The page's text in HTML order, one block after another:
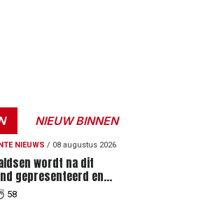
NIEUW BINNEN
NIEUWS / 08 augustus 2026
wordt na dit
gepresenteerd en
contract bij FC
58